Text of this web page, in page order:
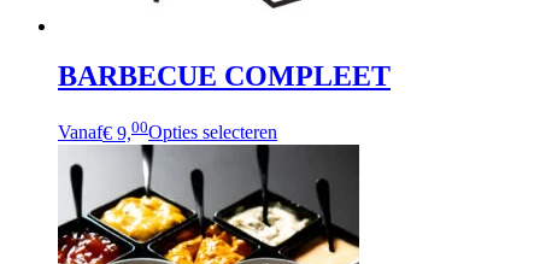
BARBECUE COMPLEET
Vanaf€ 9,00Opties selecteren